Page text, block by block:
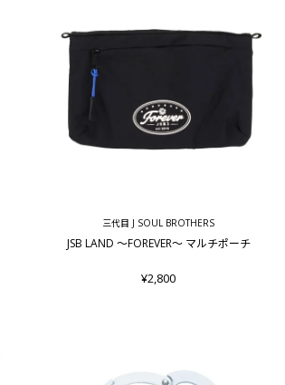
三代目 J SOUL BROTHERS
JSB LAND ～FOREVER～ マルチポーチ
¥2,800